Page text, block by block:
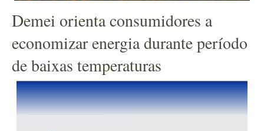
Demei orienta consumidores a
economizar energia durante período
de baixas temperaturas